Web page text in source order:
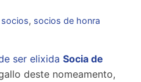
socios, socios de honra
ser elixida Socia de
deste nomeamento,